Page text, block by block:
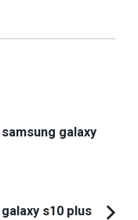
galaxy
s10 plus